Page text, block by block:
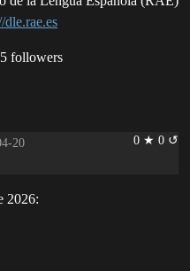
dle.rae.es
followers
0 ★ 0 ↺
20
2026: